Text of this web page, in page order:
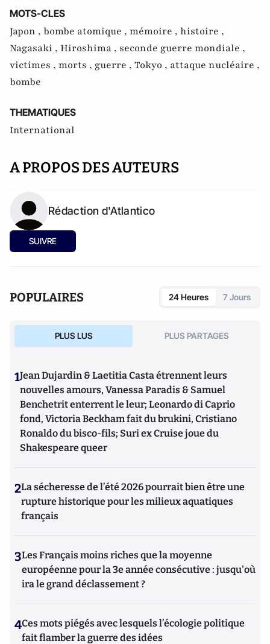
MOTS-CLES
Japon , bombe atomique , mémoire , histoire ,
Nagasaki , Hiroshima , seconde guerre mondiale ,
victimes , morts , guerre , Tokyo , attaque nucléaire ,
bombe
THEMATIQUES
International
A PROPOS DES AUTEURS
Rédaction d'Atlantico
SUIVRE
POPULAIRES 24 Heures 7 Jours
PLUS LUS PLUS PARTAGES
1Jean Dujardin & Laetitia Casta étrennent leurs
nouvelles amours, Vanessa Paradis & Samuel
Benchetrit enterrent le leur; Leonardo di Caprio
fond, Victoria Beckham fait du brukini, Cristiano
Ronaldo du bisco-fils; Suri ex Cruise joue du
Shakespeare queer
2La sécheresse de l’été 2026 pourrait bien être une
rupture historique pour les milieux aquatiques
français
3Les Français moins riches que la moyenne
européenne pour la 3e année consécutive : jusqu'où
ira le grand déclassement ?
4Ces mots piégés avec lesquels l’écologie politique
fait flamber la guerre des idées